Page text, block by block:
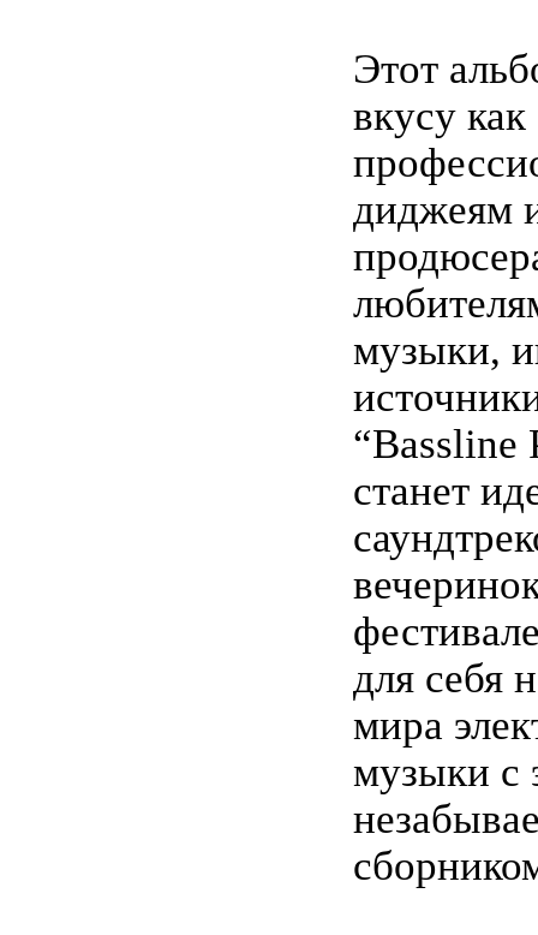
Этот
вкусу как
диджеям
музыки,
“Bassline
станет
для себя
мира
музыки с